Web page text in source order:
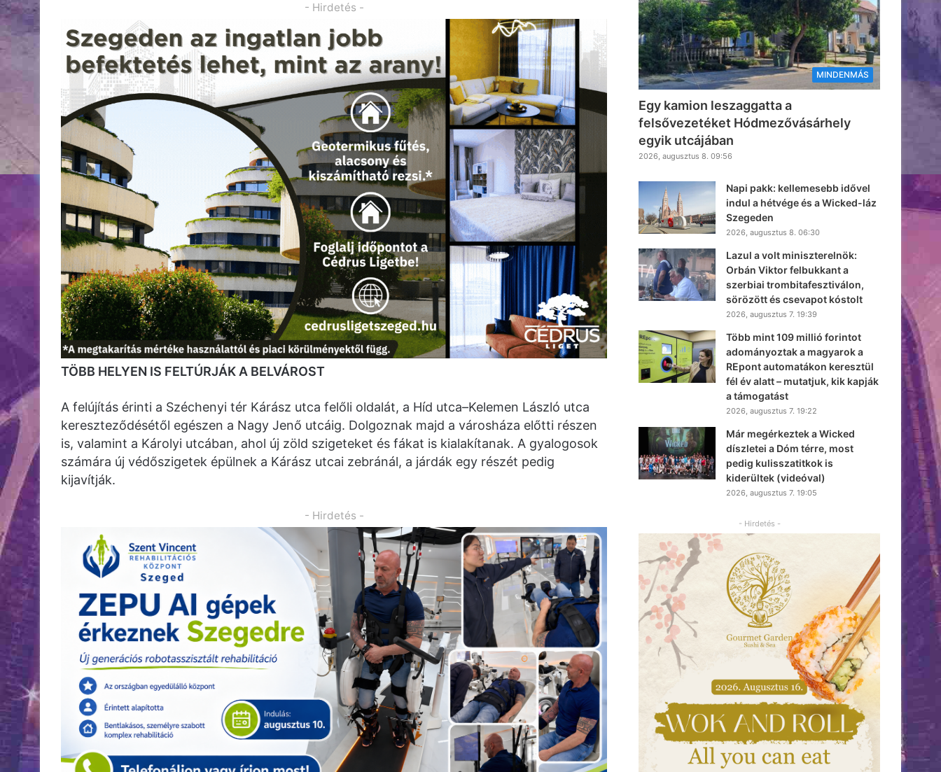
- Hirdetés -
TÖBB HELYEN IS FELTÚRJÁK A BELVÁROST
A felújítás érinti a Széchenyi tér Kárász utca felőli oldalát, a Híd utca–Kelemen László utca
kereszteződésétől egészen a Nagy Jenő utcáig. Dolgoznak majd a városháza előtti részen
is, valamint a Károlyi utcában, ahol új zöld szigeteket és fákat is kialakítanak. A gyalogosok
számára új védőszigetek épülnek a Kárász utcai zebránál, a járdák egy részét pedig
kijavítják.
- Hirdetés -
MINDENMÁS
Egy kamion leszaggatta a
felsővezetéket Hódmezővásárhely
egyik utcájában
2026, augusztus 8. 09:56
Napi pakk: kellemesebb idővel
indul a hétvége és a Wicked-láz
Szegeden
2026, augusztus 8. 06:30
Lazul a volt miniszterelnök:
Orbán Viktor felbukkant a
szerbiai trombitafesztiválon,
sörözött és csevapot kóstolt
2026, augusztus 7. 19:39
Több mint 109 millió forintot
adományoztak a magyarok a
REpont automatákon keresztül
fél év alatt – mutatjuk, kik kapják
a támogatást
2026, augusztus 7. 19:22
Már megérkeztek a Wicked
díszletei a Dóm térre, most
pedig kulisszatitkok is
kiderültek (videóval)
2026, augusztus 7. 19:05
- Hirdetés -